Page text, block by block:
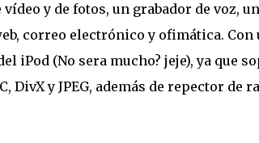
y de fotos, un grabador de voz, un
correo electrónico y ofimática. Con
iPod (No sera mucho? jeje), ya que
DivX y JPEG, además de repector de